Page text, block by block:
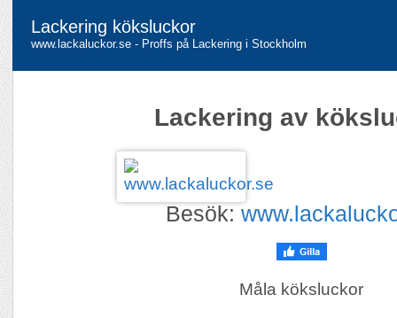
Lackering köksluckor
www.lackaluckor.se - Proffs på Lackering i Stockholm
Lackering av
Besök:
Måla köksluckor